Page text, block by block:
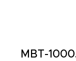
MBT-